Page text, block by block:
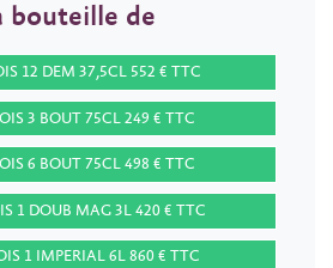
bouteille de
12 DEM 37,5CL 552 € TTC
3 BOUT 75CL 249 € TTC
6 BOUT 75CL 498 € TTC
1 DOUB MAG 3L 420 € TTC
1 IMPERIAL 6L 860 € TTC